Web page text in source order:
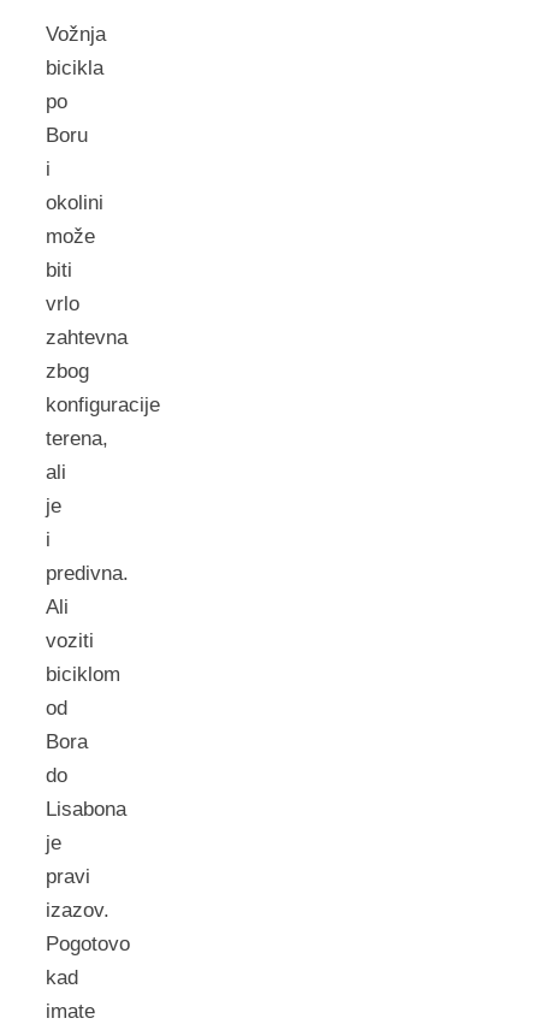
Vožnja
bicikla
po
Boru
i
okolini
može
biti
vrlo
zahtevna
zbog
konfiguracije
terena,
ali
je
i
predivna.
Ali
voziti
biciklom
od
Bora
do
Lisabona
je
pravi
izazov.
Pogotovo
kad
imate